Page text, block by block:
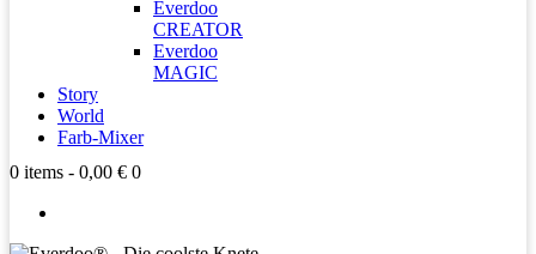
Everdoo
CREATOR
Everdoo
MAGIC
Story
World
Farb-Mixer
0 items - 0,00 € 0